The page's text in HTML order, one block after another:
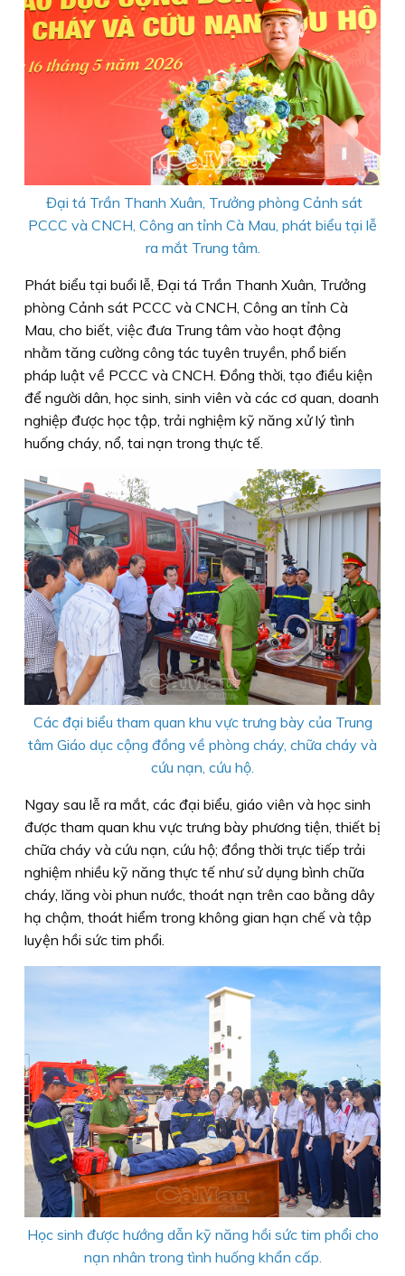
Đại tá Trần Thanh Xuân, Trưởng phòng Cảnh sát
PCCC và CNCH, Công an tỉnh Cà Mau, phát biểu tại lễ
ra mắt Trung tâm.
Phát biểu tại buổi lễ, Đại tá Trần Thanh Xuân, Trưởng
phòng Cảnh sát PCCC và CNCH, Công an tỉnh Cà
Mau, cho biết, việc đưa Trung tâm vào hoạt động
nhằm tăng cường công tác tuyên truyền, phổ biến
pháp luật về PCCC và CNCH. Đồng thời, tạo điều kiện
để người dân, học sinh, sinh viên và các cơ quan, doanh
nghiệp được học tập, trải nghiệm kỹ năng xử lý tình
huống cháy, nổ, tai nạn trong thực tế.
Các đại biểu tham quan khu vực trưng bày của Trung
tâm Giáo dục cộng đồng về phòng cháy, chữa cháy và
cứu nạn, cứu hộ.
Ngay sau lễ ra mắt, các đại biểu, giáo viên và học sinh
được tham quan khu vực trưng bày phương tiện, thiết bị
chữa cháy và cứu nạn, cứu hộ; đồng thời trực tiếp trải
nghiệm nhiều kỹ năng thực tế như sử dụng bình chữa
cháy, lăng vòi phun nước, thoát nạn trên cao bằng dây
hạ chậm, thoát hiểm trong không gian hạn chế và tập
luyện hồi sức tim phổi.
Học sinh được hướng dẫn kỹ năng hồi sức tim phổi cho
nạn nhân trong tình huống khẩn cấp.